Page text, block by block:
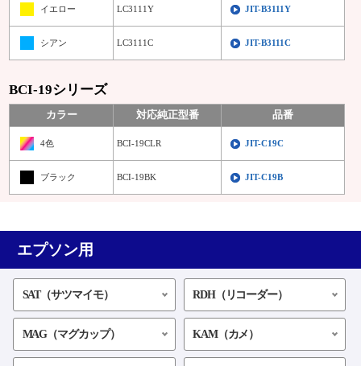
イエロー LC3111Y JIT-B3111Y
シアン LC3111C JIT-B3111C
BCI-19シリーズ
カラー 対応純正型番 品番
4色 BCI-19CLR JIT-C19C
ブラック BCI-19BK JIT-C19B
エプソン用
SAT（サツマイモ） RDH（リコーダー）
MAG（マグカップ） KAM（カメ）